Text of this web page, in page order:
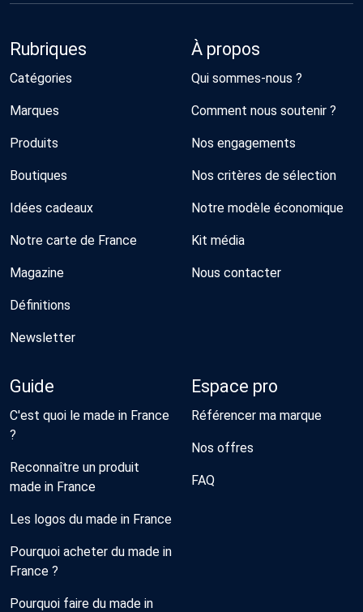
Rubriques
Catégories
Marques
Produits
Boutiques
Idées cadeaux
Notre carte de France
Magazine
Définitions
Newsletter
À propos
Qui sommes-nous ?
Comment nous soutenir ?
Nos engagements
Nos critères de sélection
Notre modèle économique
Kit média
Nous contacter
Guide
C'est quoi le made in France
?
Reconnaître un produit
made in France
Les logos du made in France
Pourquoi acheter du made in
France ?
Pourquoi faire du made in
Espace pro
Référencer ma marque
Nos offres
FAQ